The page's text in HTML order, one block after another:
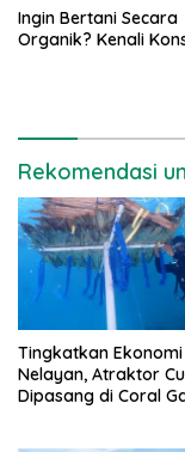
Ingin Bertani Secara
Organik? Kenali
Rekomendasi
Tingkatkan Ekonomi
Nelayan, Atraktor
Dipasang di Coral